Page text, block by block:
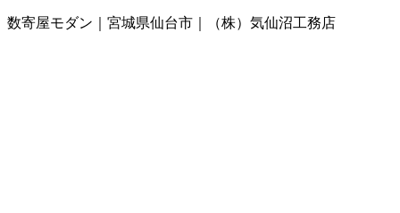
数寄屋モダン｜宮城県仙台市｜（株）気仙沼工務店